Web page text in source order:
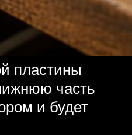
пластины
часть
и будет